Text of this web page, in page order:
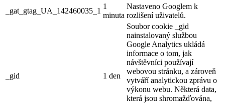
_gat_gtag_UA_142460035_1
1
minuta
Nastaveno Googlem k
rozlišení uživatelů.
_gid 1 den
Soubor cookie _gid
nainstalovaný službou
Google Analytics ukládá
informace o tom, jak
návštěvníci používají
webovou stránku, a zároveň
vytváří analytickou zprávu o
výkonu webu. Některá data,
která jsou shromažďována,